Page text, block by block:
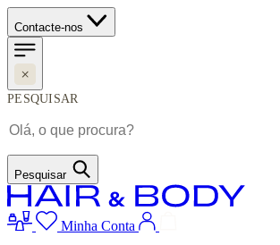
Contacte-nos
PESQUISAR
Pesquisar
Minha Conta